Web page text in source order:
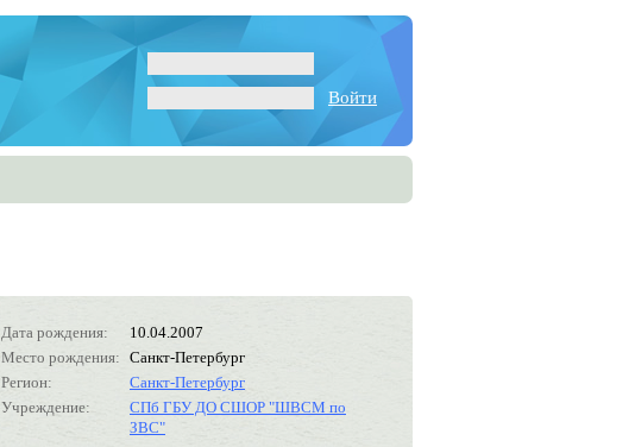
Войти
Дата рождения:
10.04.2007
Место рождения: Санкт-Петербург
Регион:
Санкт-Петербург
Учреждение:
СПб ГБУ ДО СШОР "ШВСМ по
ЗВС"